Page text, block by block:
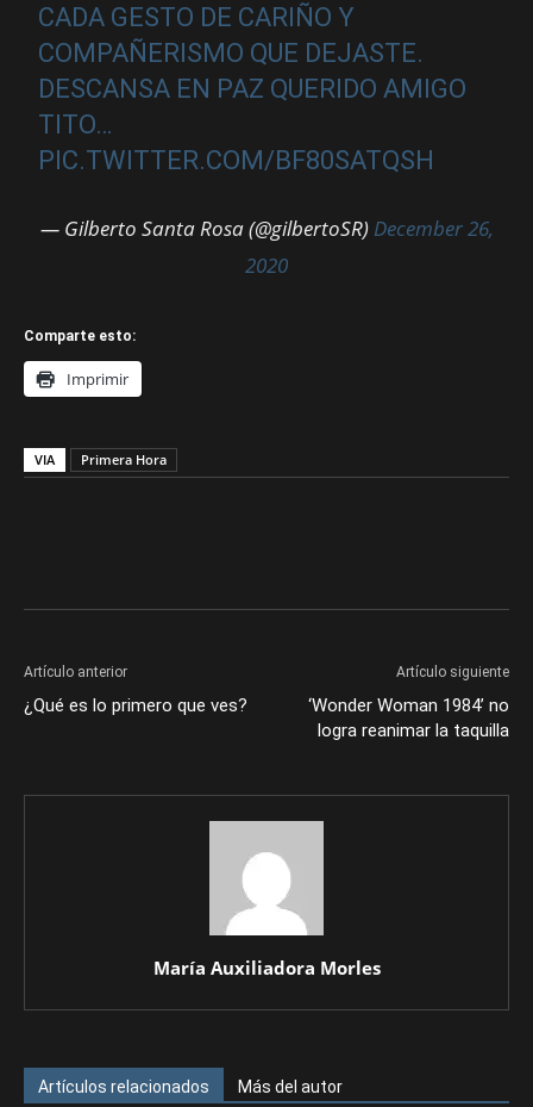
CADA GESTO DE CARIÑO Y
COMPAÑERISMO QUE DEJASTE.
DESCANSA EN PAZ QUERIDO AMIGO
TITO…
PIC.TWITTER.COM/BF80SATQSH
— Gilberto Santa Rosa (@gilbertoSR) December 26,
2020
Comparte esto:
Imprimir
VIA Primera Hora
Artículo anterior
¿Qué es lo primero que ves?
Artículo siguiente
‘Wonder Woman 1984’ no
logra reanimar la taquilla
María Auxiliadora Morles
Artículos relacionados Más del autor